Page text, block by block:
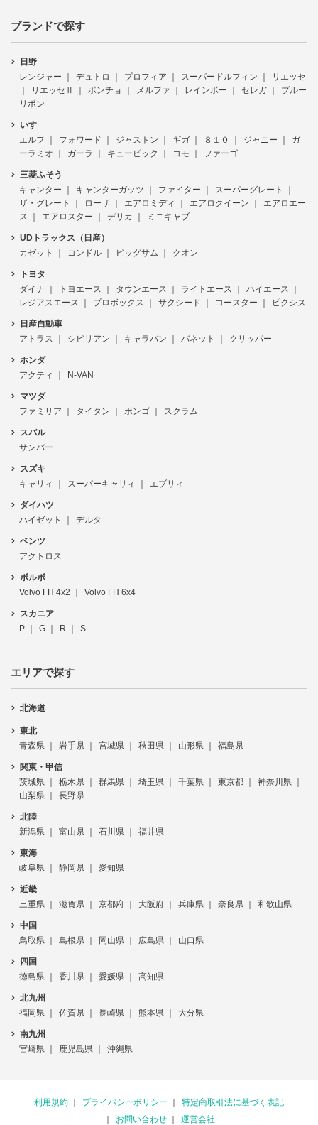
ブランドで探す
日野
レンジャー
デュトロ プロフィア スーパードルフィン
リエッセ
リエッセⅡ
ポンチョ メルファ レインボー セレガ
ブルー
リボン
いすゞ
エルフ
フォワード ジャストン ギガ ８１０ ジャニー
ガ
ーラミオ
ガーラ キュービック コモ ファーゴ
三菱ふそう
キャンター
キャンターガッツ ファイター
スーパーグレート
ザ・グレート
ローザ エアロミディ エアロクイーン
エアロエー
ス
エアロスター デリカ ミニキャブ
UDトラックス（日産）
カゼット
コンドル ビッグサム クオン
トヨタ
ダイナ
トヨエース タウンエース ライトエース
ハイエース
レジアスエース
プロボックス サクシード コースター ピクシス
日産自動車
アトラス
シビリアン キャラバン バネット クリッパー
ホンダ
アクティ
N-VAN
マツダ
ファミリア
タイタン ボンゴ スクラム
スバル
サンバー
スズキ
キャリィ
スーパーキャリィ エブリィ
ダイハツ
ハイゼット
デルタ
ベンツ
アクトロス
ボルボ
Volvo FH 4x2
Volvo FH 6x4
スカニア
P
G R S
エリアで探す
北海道
東北
青森県
岩手県 宮城県 秋田県 山形県 福島県
関東・甲信
茨城県
栃木県 群馬県 埼玉県 千葉県 東京都
神奈川県
山梨県
長野県
北陸
新潟県
富山県 石川県 福井県
東海
岐阜県
静岡県 愛知県
近畿
三重県
滋賀県 京都府 大阪府 兵庫県 奈良県 和歌山県
中国
鳥取県
島根県 岡山県 広島県 山口県
四国
徳島県
香川県 愛媛県 高知県
北九州
福岡県
佐賀県 長崎県 熊本県 大分県
南九州
宮崎県
鹿児島県 沖縄県
利用規約 プライバシーポリシー
特定商取引法に基づく表記
お問い合わせ
運営会社